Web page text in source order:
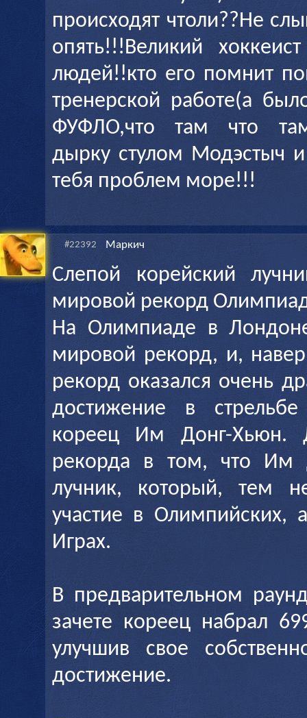
происходят чтоли??Не
опять!!!Великий
людей!!кто его помнит
тренерской работе(а
ФУФЛО,что там что
дырку стулом Модэстыч и
тебя проблем море!!!
#22392 Маркич
Слепой корейский
мировой рекорд
На Олимпиаде в
мировой рекорд, и,
рекорд оказался очень
достижение в
кореец Им Донг-Хьюн.
рекорда в том, что Им
лучник, который, тем
участие в Олимпийских,
Играх.
В предварительном
зачете кореец набрал
улучшив свое
достижение.